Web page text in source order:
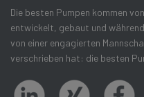
Die besten Pumpen kommen
entwickelt, gebaut und
von einer engagierten
verschrieben hat: die besten